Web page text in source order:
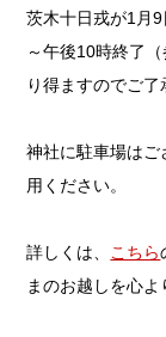
茨木十日戎が1月
～午後10時終了
り得ますのでご了
神社に駐車場はご
用ください。
詳しくは、 こちら
まのお越しを心よ